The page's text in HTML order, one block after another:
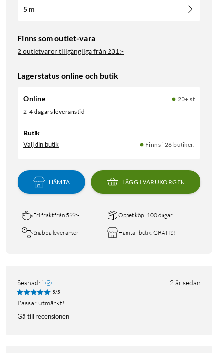
5 m
Finns som outlet-vara
2 outletvaror tillgängliga från 231:-
Lagerstatus online och butik
Online
20+ st
2-4 dagars leveranstid
Butik
Välj din butik Finns i 26 butiker.
HÄMTA LÄGG I VARUKORGEN
Fri frakt från 599:- Öppet köp i 100 dagar
Snabba leveranser Hämta i butik, GRATIS!
Seshadri 2 år sedan
5/5
Passar utmärkt!
Gå till recensionen